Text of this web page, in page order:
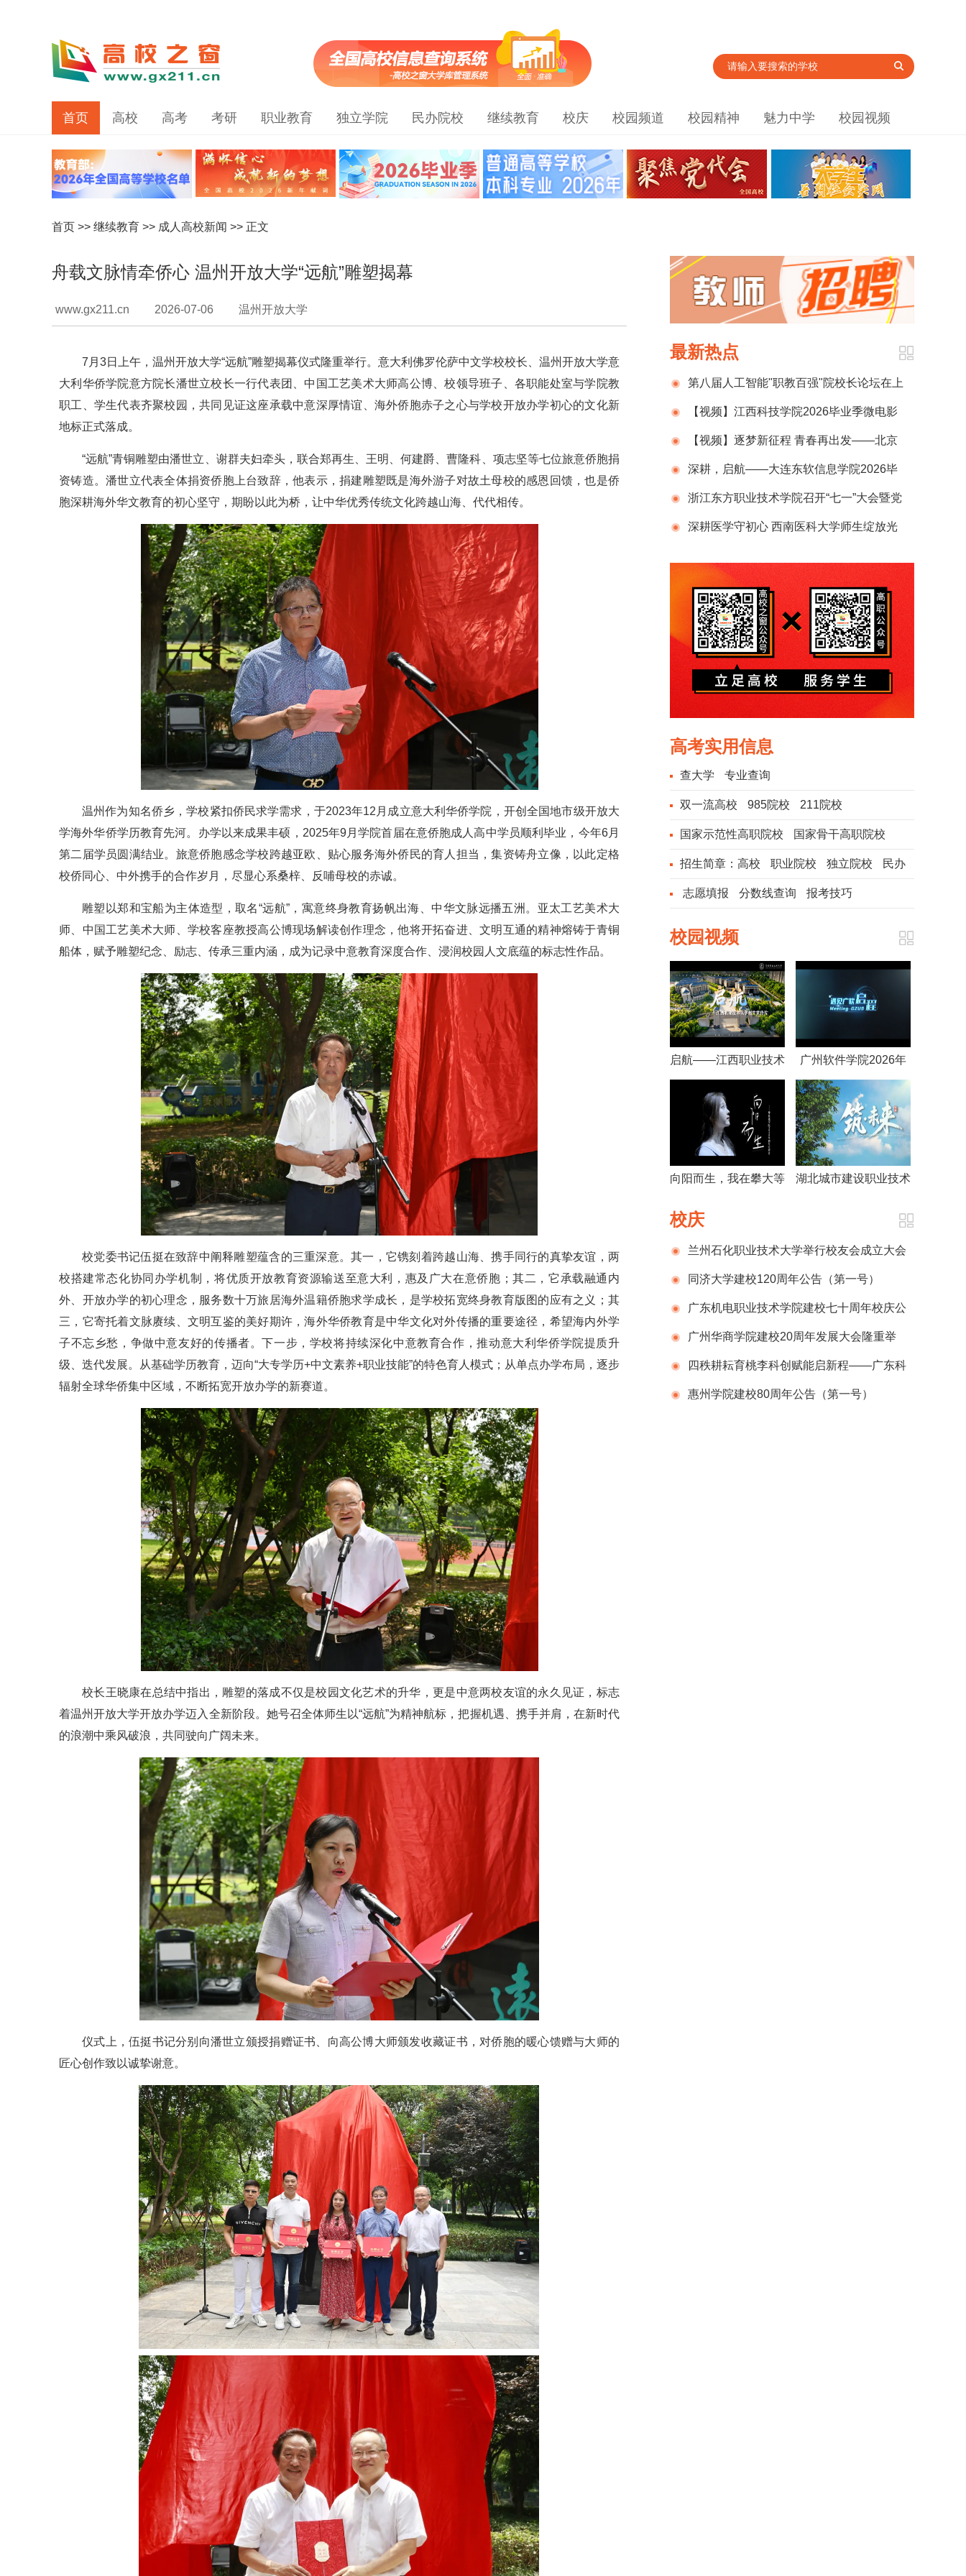
首页 高校 高考 考研 职业教育 独立学院 民办院校 继续教育 校庆 校园频道 校园精神 魅力中学 校园视频
首页 >> 继续教育 >> 成人高校新闻 >> 正文
舟载文脉情牵侨心 温州开放大学“远航”雕塑揭幕
www.gx211.cn 2026-07-06 温州开放大学
7月3日上午，温州开放大学“远航”雕塑揭幕仪式隆重举行。意大利佛罗伦萨中文学校校长、温州开放大学意
大利华侨学院意方院长潘世立校长一行代表团、中国工艺美术大师高公博、校领导班子、各职能处室与学院教
职工、学生代表齐聚校园，共同见证这座承载中意深厚情谊、海外侨胞赤子之心与学校开放办学初心的文化新
地标正式落成。
“远航”青铜雕塑由潘世立、谢群夫妇牵头，联合郑再生、王明、何建爵、曹隆科、项志坚等七位旅意侨胞捐
资铸造。潘世立代表全体捐资侨胞上台致辞，他表示，捐建雕塑既是海外游子对故土母校的感恩回馈，也是侨
胞深耕海外华文教育的初心坚守，期盼以此为桥，让中华优秀传统文化跨越山海、代代相传。
温州作为知名侨乡，学校紧扣侨民求学需求，于2023年12月成立意大利华侨学院，开创全国地市级开放大
学海外华侨学历教育先河。办学以来成果丰硕，2025年9月学院首届在意侨胞成人高中学员顺利毕业，今年6月
第二届学员圆满结业。旅意侨胞感念学校跨越亚欧、贴心服务海外侨民的育人担当，集资铸舟立像，以此定格
校侨同心、中外携手的合作岁月，尽显心系桑梓、反哺母校的赤诚。
雕塑以郑和宝船为主体造型，取名“远航”，寓意终身教育扬帆出海、中华文脉远播五洲。亚太工艺美术大
师、中国工艺美术大师、学校客座教授高公博现场解读创作理念，他将开拓奋进、文明互通的精神熔铸于青铜
船体，赋予雕塑纪念、励志、传承三重内涵，成为记录中意教育深度合作、浸润校园人文底蕴的标志性作品。
校党委书记伍挺在致辞中阐释雕塑蕴含的三重深意。其一，它镌刻着跨越山海、携手同行的真挚友谊，两
校搭建常态化协同办学机制，将优质开放教育资源输送至意大利，惠及广大在意侨胞；其二，它承载融通内
外、开放办学的初心理念，服务数十万旅居海外温籍侨胞求学成长，是学校拓宽终身教育版图的应有之义；其
三，它寄托着文脉赓续、文明互鉴的美好期许，海外华侨教育是中华文化对外传播的重要途径，希望海内外学
子不忘乡愁，争做中意友好的传播者。下一步，学校将持续深化中意教育合作，推动意大利华侨学院提质升
级、迭代发展。从基础学历教育，迈向“大专学历+中文素养+职业技能”的特色育人模式；从单点办学布局，逐步
辐射全球华侨集中区域，不断拓宽开放办学的新赛道。
校长王晓康在总结中指出，雕塑的落成不仅是校园文化艺术的升华，更是中意两校友谊的永久见证，标志
着温州开放大学开放办学迈入全新阶段。她号召全体师生以“远航”为精神航标，把握机遇、携手并肩，在新时代
的浪潮中乘风破浪，共同驶向广阔未来。
仪式上，伍挺书记分别向潘世立颁授捐赠证书、向高公博大师颁发收藏证书，对侨胞的暖心馈赠与大师的
匠心创作致以诚挚谢意。
最新热点
第八届人工智能"职教百强"院校长论坛在上
海举行 浙江东方职业技术学院院校长王佑镁作
主旨报告
【视频】江西科技学院2026毕业季微电影
《从未离去》：山海万里，温暖长存
【视频】逐梦新征程 青春再出发——北京
农业职业学院隆重举行2026年毕业典礼
深耕，启航——大连东软信息学院2026毕
业季浙江东方职业技术学院召开“七一”大会暨党
的建设工作推进会
深耕医学守初心 西南医科大学师生绽放光
高考实用信息
查大学 专业查询
双一流高校 985院校 211院校
国家示范性高职院校 国家骨干高职院校
招生简章： 高校 职业院校 独立院校 民办
院校志愿填报 分数线查询 报考技巧
校园视频
启航——江西职业技术 广州软件学院2026年
宣传片
向阳而生，我在攀大等 湖北城市建设职业技术
校庆
兰州石化职业技术大学举行校友会成立大会
暨建校70周年系列活动发布仪式
同济大学建校120周年公告（第一号）
广东机电职业技术学院建校七十周年校庆公
告（第一号）
广州华商学院建校20周年发展大会隆重举
行 四秩耕耘育桃李科创赋能启新程——广东科
学技术职业学院（广东省科技干部学院）举办
惠州学院建校80周年公告（第一号）